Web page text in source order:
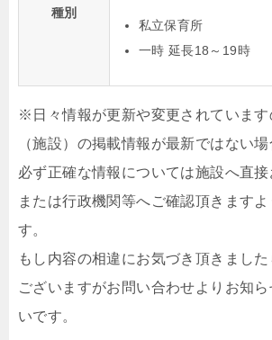
種別
私立保育所
一時 延長18～19時
※日々情報が更新や変更されていま
（施設）の掲載情報が最新ではない場
必ず正確な情報については施設へ直接
または行政機関等へご確認頂きますよ
す。
もし内容の相違にお気づき頂きまし
ございますがお問い合わせよりお知
いです。